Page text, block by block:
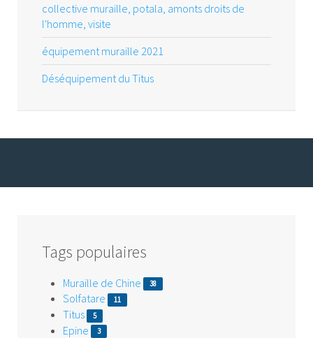
collective muraille, potala, amonts droits de
l'homme, visite
équipement muraille 2021
Déséquipement du Titus
Tags populaires
Muraille de Chine 38
Solfatare 11
Titus 5
Epine 3